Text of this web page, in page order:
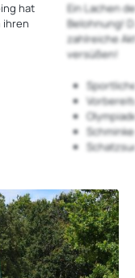
hat
ihren
Ein Lachen
Belohnung!
zahlreiche
versüßen!